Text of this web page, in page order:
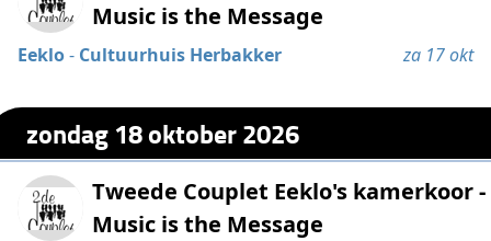
Music is the Message
Eeklo- Cultuurhuis Herbakker za 17 okt
zondag 18 oktober 2026
Tweede Couplet Eeklo's kamerkoor -
Music is the Message